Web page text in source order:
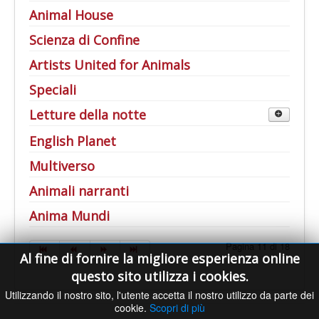
Animal House
Scienza di Confine
Artists United for Animals
Speciali
Letture della notte
Al di là della Soglia
English Planet
Multiverso
Animali narranti
Anima Mundi
Pagina 11 di 18
Al fine di fornire la migliore esperienza online
questo sito utilizza i cookies.
Utilizzando il nostro sito, l'utente accetta il nostro utilizzo da parte dei
cookie. Scopri di più